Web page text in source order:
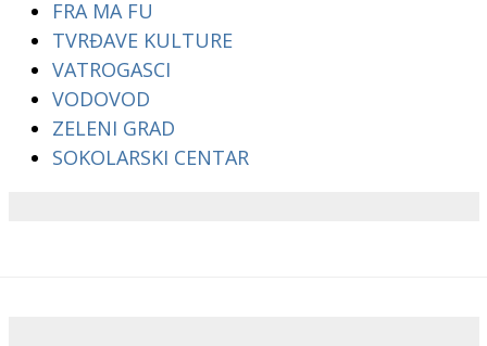
FRA MA FU
TVRĐAVE KULTURE
VATROGASCI
VODOVOD
ZELENI GRAD
SOKOLARSKI CENTAR